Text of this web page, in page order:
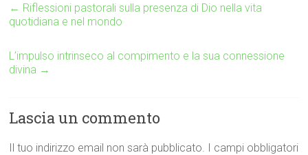
← Riflessioni pastorali sulla presenza di Dio nella vita
quotidiana e nel mondo
L’impulso intrinseco al compimento e la sua connessione
divina →
Lascia un commento
Il tuo indirizzo email non sarà pubblicato. I campi obbligatori